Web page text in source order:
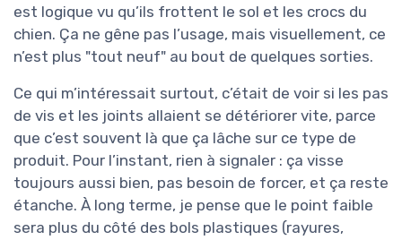
est logique vu qu’ils frottent le sol et les crocs du
chien. Ça ne gêne pas l’usage, mais visuellement, ce
n’est plus "tout neuf" au bout de quelques sorties.
Ce qui m’intéressait surtout, c’était de voir si les pas
de vis et les joints allaient se détériorer vite, parce
que c’est souvent là que ça lâche sur ce type de
produit. Pour l’instant, rien à signaler : ça visse
toujours aussi bien, pas besoin de forcer, et ça reste
étanche. À long terme, je pense que le point faible
sera plus du côté des bols plastiques (rayures,